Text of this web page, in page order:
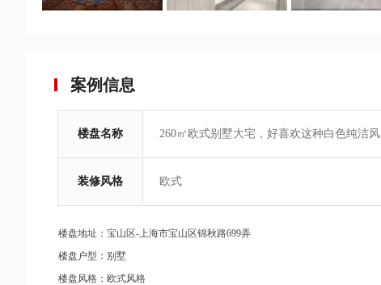
案例信息
楼盘名称 260㎡欧式别墅大宅，好喜欢这种白色纯洁风
装修风格 欧式
楼盘地址：宝山区-上海市宝山区锦秋路699弄
楼盘户型：别墅
楼盘风格：欧式风格